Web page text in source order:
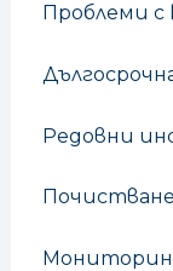
Проблеми с
Редовни